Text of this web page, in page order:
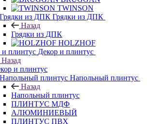
TWINSON
Грядки из ДПК
Назад
Грядки из ДПК
HOLZHOF
Декор и плинтус
Назад
и плинтус
Напольный плинтус
Назад
Напольный плинтус
ПЛИНТУС МДФ
АЛЮМИНИЕВЫЙ
ПЛИНТУС ПВХ